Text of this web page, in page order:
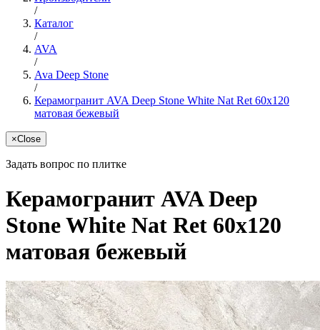
/
Каталог
/
AVA
/
Ava Deep Stone
/
Керамогранит AVA Deep Stone White Nat Ret 60x120
матовая бежевый
×Close
Задать вопрос по плитке
Керамогранит AVA Deep
Stone White Nat Ret 60x120
матовая бежевый